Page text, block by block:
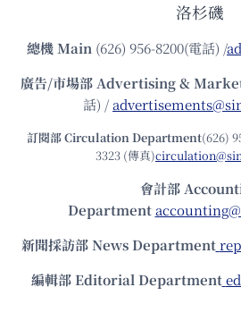
洛杉磯
總機Main (626) 956-8200(電話) /
廣告/市場部Advertising &
話) /
訂閱部 Circulation Department(626)
3323 (傳真)
會計部
Department
新聞採訪部 News Department
編輯部 Editorial Department